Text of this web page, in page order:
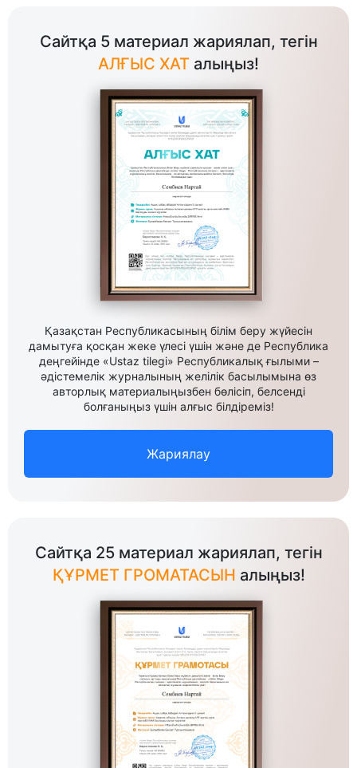
Сайтқа 5 материал жариялап, тегін
АЛҒЫС ХАТ алыңыз!
Қазақстан Республикасының білім беру жүйесін
дамытуға қосқан жеке үлесі үшін және де Республика
деңгейінде «Ustaz tilegi» Республикалық ғылыми –
әдістемелік журналының желілік басылымына өз
авторлық материалыңызбен бөлісіп, белсенді
болғаныңыз үшін алғыс білдіреміз!
Жариялау
Сайтқа 25 материал жариялап, тегін
ҚҰРМЕТ ГРОМАТАСЫН алыңыз!